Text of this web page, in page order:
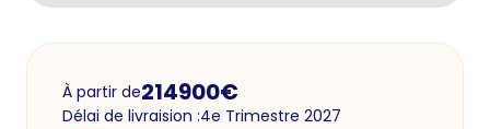
À partir de214900€
Délai de livraision :4e Trimestre 2027